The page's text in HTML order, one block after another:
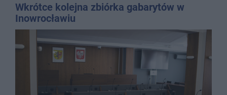
Wkrótce kolejna zbiórka gabarytów w
Inowrocławiu